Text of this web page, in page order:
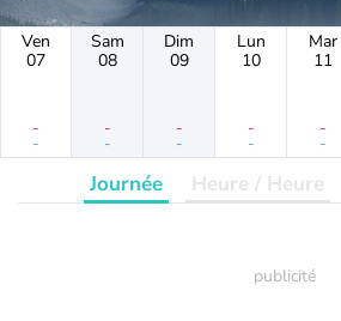
Ven
07
-
-
Sam
08
-
-
Dim
09
-
-
Lun
10
-
-
Mar
11
-
-
Journée Heure / Heure